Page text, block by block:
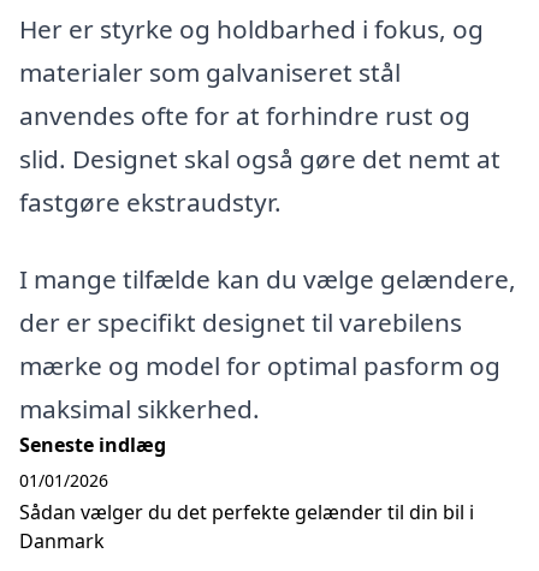
Her er styrke og holdbarhed i fokus, og
materialer som galvaniseret stål
anvendes ofte for at forhindre rust og
slid. Designet skal også gøre det nemt at
fastgøre ekstraudstyr.
I mange tilfælde kan du vælge gelændere,
der er specifikt designet til varebilens
mærke og model for optimal pasform og
maksimal sikkerhed.
Seneste indlæg
Sådan vælger du det perfekte gelænder til din bil i
Danmark
01/01/2026